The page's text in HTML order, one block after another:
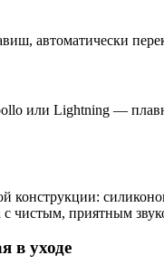
автоматически
или Lightning —
конструкции:
с чистым, приятным
в уходе